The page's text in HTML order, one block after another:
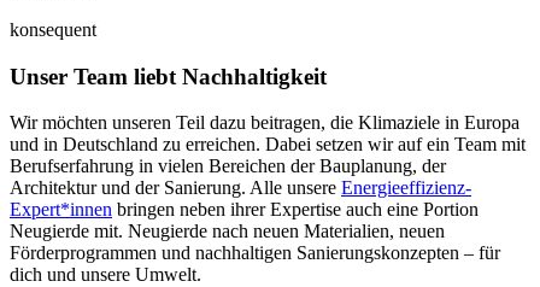
konsequent
Unser Team liebt Nachhaltigkeit
Wir möchten unseren Teil dazu beitragen, die Klimaziele in Europa
und in Deutschland zu erreichen. Dabei setzen wir auf ein Team mit
Berufserfahrung in vielen Bereichen der Bauplanung, der
Architektur und der Sanierung. Alle unsere Energieeffizienz-
Expert*innen bringen neben ihrer Expertise auch eine Portion
Neugierde mit. Neugierde nach neuen Materialien, neuen
Förderprogrammen und nachhaltigen Sanierungskonzepten – für
dich und unsere Umwelt.